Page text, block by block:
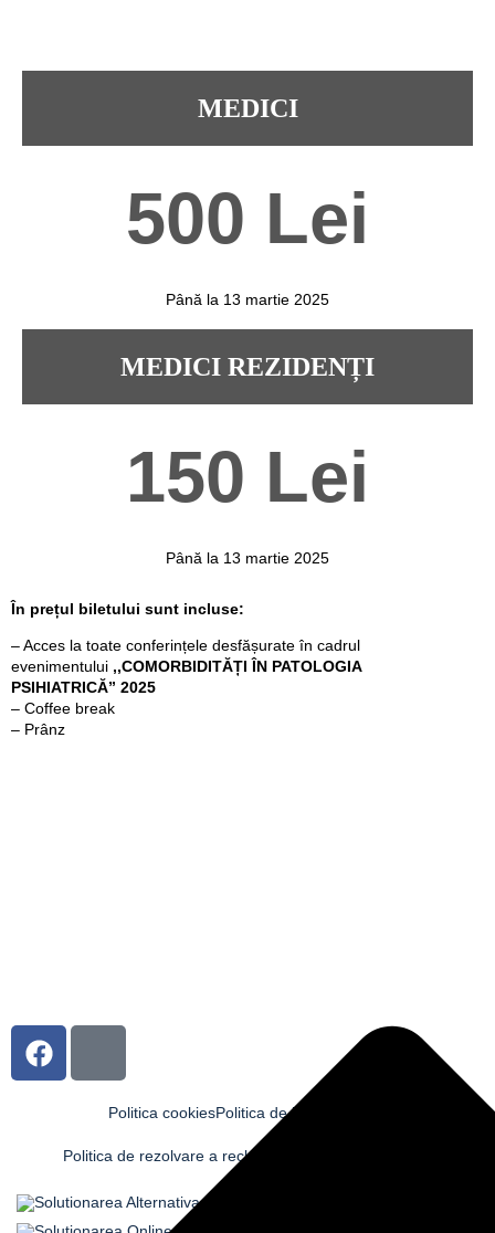
MEDICI
500 Lei
Până la 13 martie 2025
MEDICI REZIDENȚI
150 Lei
Până la 13 martie 2025
În prețul biletului sunt incluse:
– Acces la toate conferințele desfășurate în cadrul
evenimentului ,,COMORBIDITĂȚI ÎN PATOLOGIA
PSIHIATRICĂ” 2025
– Coffee break
– Prânz
Politica cookiesPolitica de livrare și retur
Politica de rezolvare a reclamațiilor